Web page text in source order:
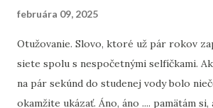
prestal začínať a začal som od stredu.
mierne pokročilých, ale objednal som si z
osobnom rozvoji, predaji, managmente,
angličtine. Ráno v aute cestou do práce
februára 09, 2025
Otužovanie. Slovo, ktoré už pár rokov
siete spolu s nespočetnými selfíčkami.
na pár sekúnd do studenej vody bolo
okamžite ukázať. Áno, áno .... pamätám